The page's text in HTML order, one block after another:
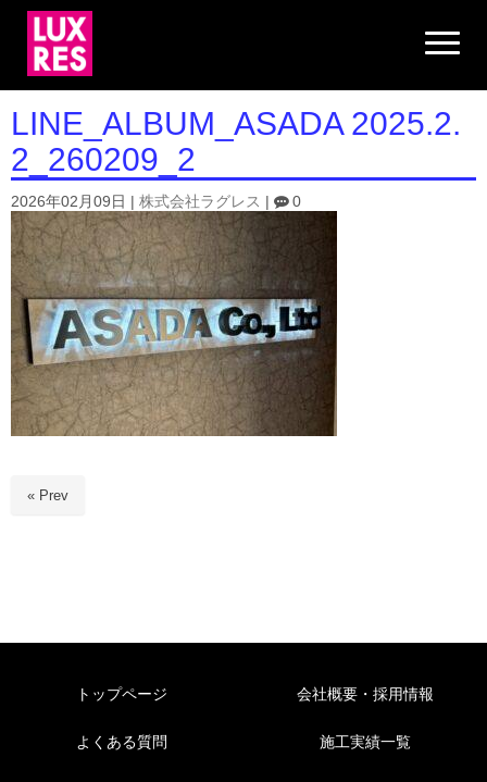
N
a
i
g
a
o
LINE_ALBUM_ASADA 2025.2.
2_260209_2
2026年02月09日 株式会社ラグレス 0
« Prev
トップページ
よくある質問
会社概要・採用情報
施工実績一覧